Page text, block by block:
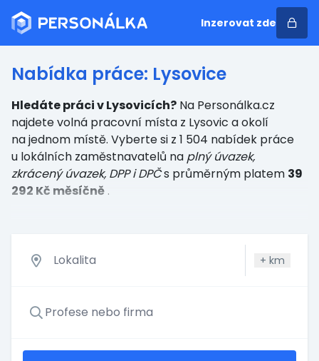
Inzerovat zde
Nabídka práce: Lysovice
Hledáte práci v Lysovicích? Na Personálka.cz
najdete volná pracovní místa z Lysovic a okolí
na jednom místě. Vyberte si z 1 504 nabídek práce
u lokálních zaměstnavatelů na plný úvazek,
zkrácený úvazek, DPP i DPČs průměrným platem 39
292 Kč měsíčně .
+ km